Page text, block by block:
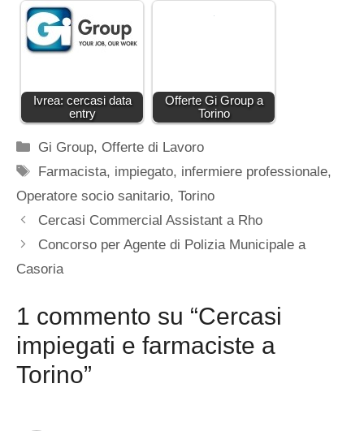
Ivrea: cercasi data
entry
Offerte Gi Group a
Torino
Categorie
Gi Group,Offerte di Lavoro
Tag
Farmacista, impiegato, infermiere professionale,
Operatore socio sanitario, Torino
Cercasi Commercial Assistant a Rho
Concorso per Agente di Polizia Municipale a
Casoria
1 commento su “Cercasi
impiegati e farmaciste a
Torino”